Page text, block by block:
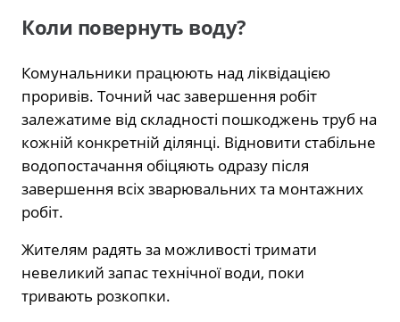
Коли повернуть воду?
Комунальники працюють над ліквідацією
проривів. Точний час завершення робіт
залежатиме від складності пошкоджень труб на
кожній конкретній ділянці. Відновити стабільне
водопостачання обіцяють одразу після
завершення всіх зварювальних та монтажних
робіт.
Жителям радять за можливості тримати
невеликий запас технічної води, поки
тривають розкопки.